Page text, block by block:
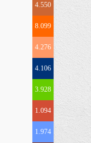
4.550
8.099
4.276
4.106
3.928
1.094
1.974